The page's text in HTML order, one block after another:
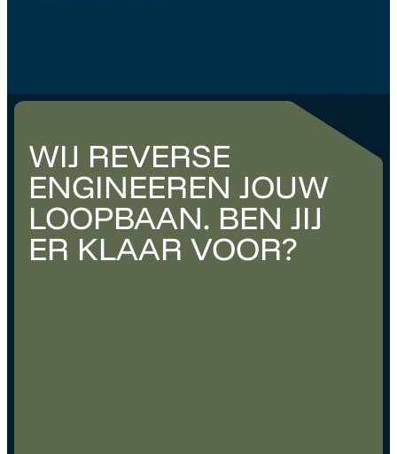
WIJ REVERSE
ENGINEEREN JOUW
LOOPBAAN. BEN JIJ
ER KLAAR VOOR?